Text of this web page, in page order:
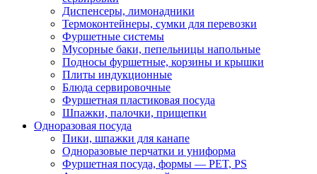
Диспенсеры, лимонадники
Термоконтейнеры, сумки для перевозки
Фуршетные системы
Мусорные баки, пепельницы напольные
Подносы фуршетные, корзины и крышки
Плиты индукционные
Блюда сервировочные
Фуршетная пластиковая посуда
Шпажки, палочки, прищепки
Одноразовая посуда
Пики, шпажки для канапе
Одноразовые перчатки и униформа
Фуршетная посуда, формы — PET, PS